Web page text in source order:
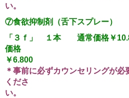
い。
⑦食欲抑制剤（舌下スプレー）
「３ｆ」 １本 通常価格￥
価格
￥
＊事前に必ずカウンセリングが必
くださ
い。